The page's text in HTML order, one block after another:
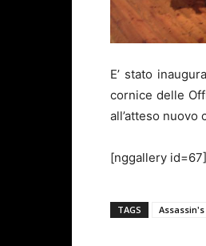
E’ stato
cornice delle
all’atteso
[nggallery id=67]
TAGS